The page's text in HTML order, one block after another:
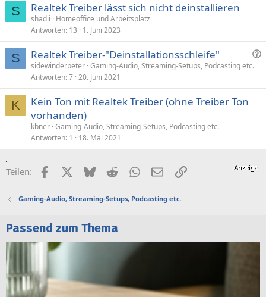
S Realtek Treiber lässt sich nicht deinstallieren
shadii
Homeoffice und Arbeitsplatz
Antworten 13 1. Juni 2023
S
F
g
Realtek Treiber-"Deinstallationsschleife"
sidewinderpeter Gaming-Audio, Streaming-Setups, Podcasting etc.
Antworten 7 20. Juni 2021
K
Kein Ton mit Realtek Treiber (ohne Treiber Ton
vorhanden)
kbner Gaming-Audio, Streaming-Setups, Podcasting etc.
Antworten 1 18. Mai 2021
Teilen: FacebookX (Twitter)
BlueskyRedditWhatsApp
E-MailLink
Gaming-Audio, Streaming-Setups, Podcasting etc.
Passend zum Thema